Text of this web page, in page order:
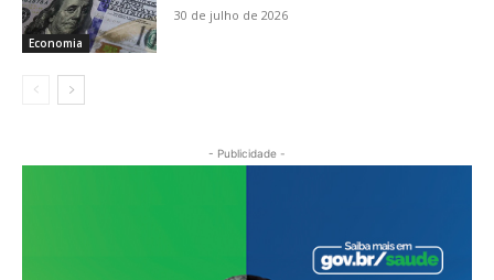
Economia
30 de julho de 2026
- Publicidade -